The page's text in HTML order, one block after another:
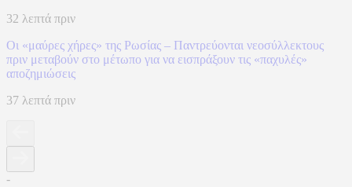
32 λεπτά πριν
Οι «μαύρες χήρες» της Ρωσίας – Παντρεύονται νεοσύλλεκτους
πριν μεταβούν στο μέτωπο για να εισπράξουν τις «παχυλές»
αποζημιώσεις
37 λεπτά πριν
-